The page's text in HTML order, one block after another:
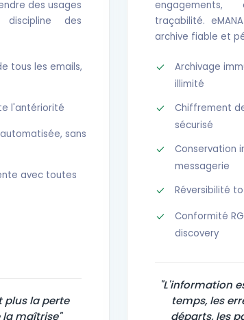
des usages
des
tous les emails,
l'antériorité
sans
avec toutes
plus la perte
maîtrise"
traçabilité.
archive fiable et
Archivage
illimité
Chiffrement
sécurisé
Conservation
messagerie
Réversibilité
Conformité
discovery
"L'information
temps, les
départs, les